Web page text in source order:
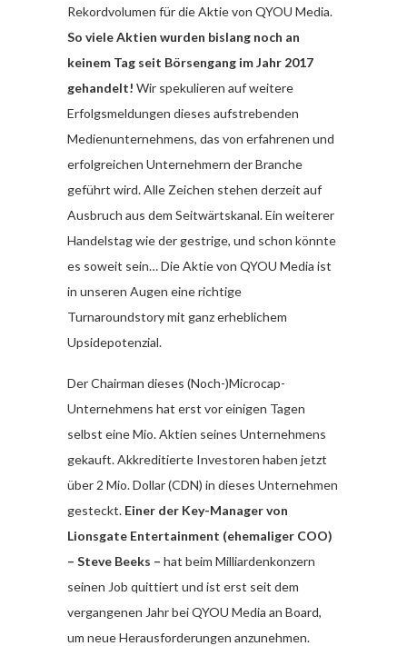
Rekordvolumen für die Aktie von QYOU Media.
So viele Aktien wurden bislang noch an
keinem Tag seit Börsengang im Jahr 2017
gehandelt! Wir spekulieren auf weitere
Erfolgsmeldungen dieses aufstrebenden
Medienunternehmens, das von erfahrenen und
erfolgreichen Unternehmern der Branche
geführt wird. Alle Zeichen stehen derzeit auf
Ausbruch aus dem Seitwärtskanal. Ein weiterer
Handelstag wie der gestrige, und schon könnte
es soweit sein… Die Aktie von QYOU Media ist
in unseren Augen eine richtige
Turnaroundstory mit ganz erheblichem
Upsidepotenzial.
Der Chairman dieses (Noch-)Microcap-
Unternehmens hat erst vor einigen Tagen
selbst eine Mio. Aktien seines Unternehmens
gekauft. Akkreditierte Investoren haben jetzt
über 2 Mio. Dollar (CDN) in dieses Unternehmen
gesteckt. Einer der Key-Manager von
Lionsgate Entertainment (ehemaliger COO)
– Steve Beeks – hat beim Milliardenkonzern
seinen Job quittiert und ist erst seit dem
vergangenen Jahr bei QYOU Media an Board,
um neue Herausforderungen anzunehmen.